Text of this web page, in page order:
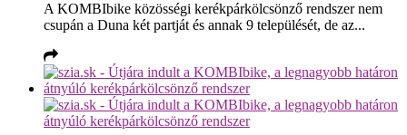
A KOMBIbike közösségi kerékpárkölcsönző rendszer nem
csupán a Duna két partját és annak 9 települését, de az...